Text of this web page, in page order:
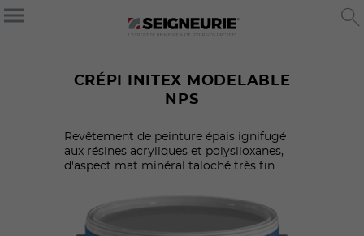
CRÉPI INITEX MODELABLE
NPS
Revêtement de peinture épais ignifugé
aux résines acryliques et polysiloxanes,
d'aspect mat minéral taloché très fin